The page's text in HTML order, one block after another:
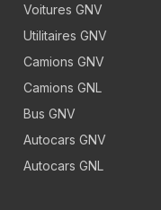
Voitures GNV
Utilitaires GNV
Camions GNV
Camions GNL
Bus GNV
Autocars GNV
Autocars GNL